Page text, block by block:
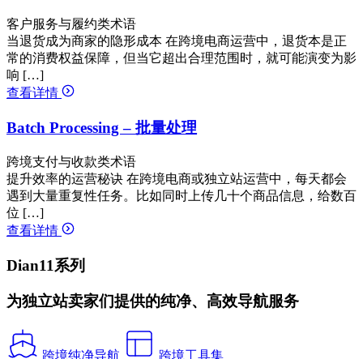
客户服务与履约类术语
当退货成为商家的隐形成本 在跨境电商运营中，退货本是正
常的消费权益保障，但当它超出合理范围时，就可能演变为影
响 […]
查看详情
Batch Processing – 批量处理
跨境支付与收款类术语
提升效率的运营秘诀 在跨境电商或独立站运营中，每天都会
遇到大量重复性任务。比如同时上传几十个商品信息，给数百
位 […]
查看详情
Dian11系列
为独立站卖家们提供的纯净、高效导航服务
跨境纯净导航 跨境工具集